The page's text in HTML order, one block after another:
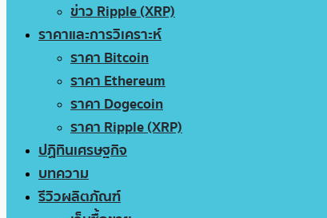
ข่าว Ripple (XRP)
ราคาและการวิเคราะห์
ราคา Bitcoin
ราคา Ethereum
ราคา Dogecoin
ราคา Ripple (XRP)
ปฏิทินเศรษฐกิจ
บทความ
รีวิวผลิตภัณฑ์